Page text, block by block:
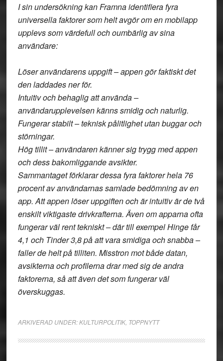
I sin undersökning kan Framna identifiera fyra
universella faktorer som helt avgör om en mobilapp
upplevs som värdefull och oumbärlig av sina
användare:
Löser användarens uppgift – appen gör faktiskt det
den laddades ner för.
Intuitiv och behaglig att använda –
användarupplevelsen känns smidig och naturlig.
Fungerar stabilt – teknisk pålitlighet utan buggar och
störningar.
Hög tillit – användaren känner sig trygg med appen
och dess bakomliggande avsikter.
Sammantaget förklarar dessa fyra faktorer hela 76
procent av användarnas samlade bedömning av en
app. Att appen löser uppgiften och är intuitiv är de två
enskilt viktigaste drivkrafterna. Även om apparna ofta
fungerar väl rent tekniskt – där till exempel Hinge får
4,1 och Tinder 3,8 på att vara smidiga och snabba –
faller de helt på tilliten. Misstron mot både datan,
avsikterna och profilerna drar med sig de andra
faktorerna, så att även det som fungerar väl
överskuggas.
ARKIVERAD UNDER:KULTURPOLITIK, TOPPNYTT